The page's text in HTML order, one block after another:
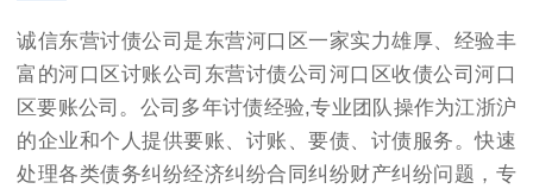
诚信东营讨债公司是东营河口区一家实力雄厚、经验丰
富的河口区讨账公司东营讨债公司河口区收债公司河口
区要账公司。公司多年讨债经验,专业团队操作为江浙沪
的企业和个人提供要账、讨账、要债、讨债服务。快速
处理各类债务纠纷经济纠纷合同纠纷财产纠纷问题，专